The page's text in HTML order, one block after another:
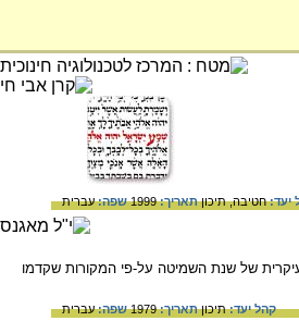
יעד:חטיבה,תיכוןתאריך:1999 שפה:עברית
של שנת השמיטה על-פי המקורות שקדמו
קהל יעד:תיכוןתאריך:1979 שפה:עברית